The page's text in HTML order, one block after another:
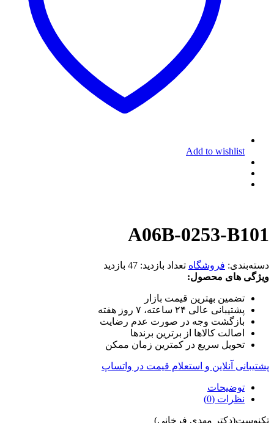
Add to wishlist
A06B-0253-B101
دسته‌بندی: فروشگاه تعداد بازدید: 47 بازدید
ویژگی های محصول:
تضمین بهترین قیمت بازار
پشتیبانی عالی ۲۴ ساعته، ۷ روز هفته
بازگشت وجه در صورت عدم رضایت
اصالت کالاها از برترین برندها
تحویل سریع در کمترین زمان ممکن
پشتیبانی آنلاین و استعلام قیمت در واتساپ
توضیحات
نظرات (0)
تکنوست(دکتر مهدی فرخانی)